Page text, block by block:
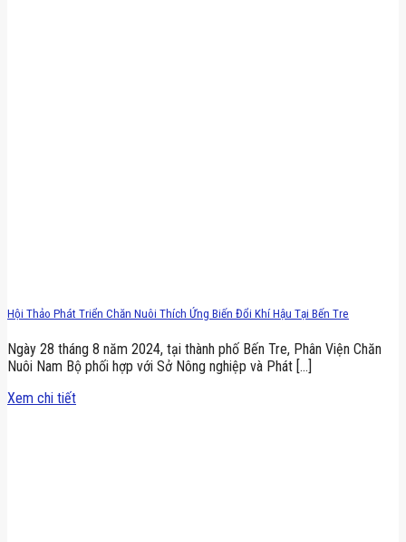
Hội Thảo Phát Triển Chăn Nuôi Thích Ứng Biến Đổi Khí Hậu Tại Bến Tre
Ngày 28 tháng 8 năm 2024, tại thành phố Bến Tre, Phân Viện Chăn
Nuôi Nam Bộ phối hợp với Sở Nông nghiệp và Phát [...]
Xem chi tiết